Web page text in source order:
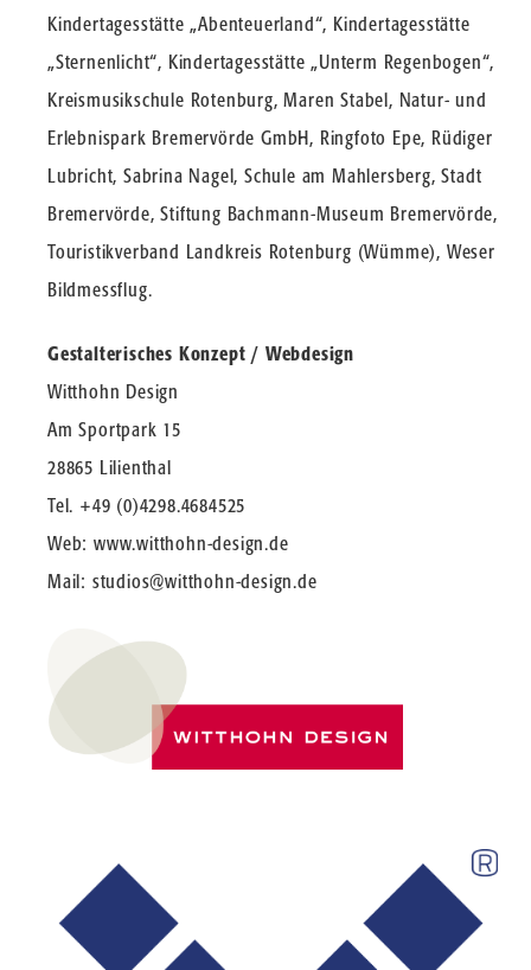
Kindertagesstätte „Abenteuerland“, Kindertagesstätte
„Sternenlicht“, Kindertagesstätte „Unterm Regenbogen“,
Kreismusikschule Rotenburg, Maren Stabel, Natur- und
Erlebnispark Bremervörde GmbH, Ringfoto Epe, Rüdiger
Lubricht, Sabrina Nagel, Schule am Mahlersberg, Stadt
Bremervörde, Stiftung Bachmann-Museum Bremervörde,
Touristikverband Landkreis Rotenburg (Wümme), Weser
Bildmessflug.
Gestalterisches Konzept / Webdesign
Witthohn Design
Am Sportpark 15
28865 Lilienthal
Tel. +49 (0)4298.4684525
Web: www.witthohn-design.de
Mail: studios@witthohn-design.de